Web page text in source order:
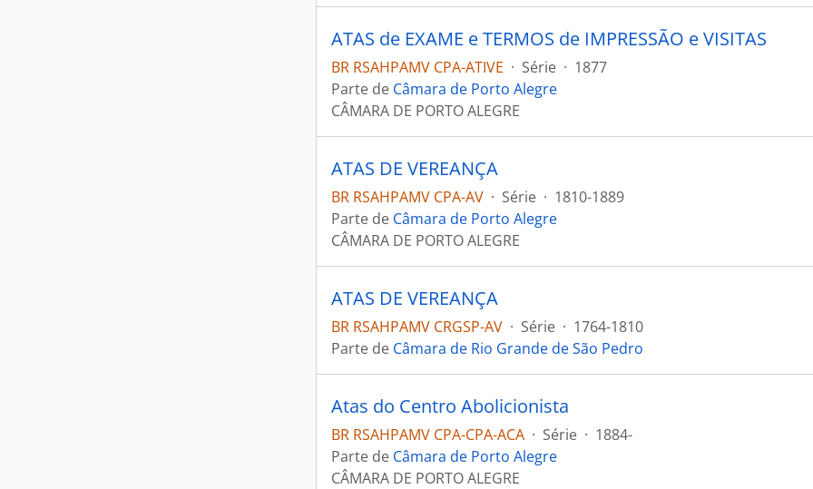
ATAS de EXAME e TERMOS de IMPRESSÃO e VISITAS
BR RSAHPAMV CPA-ATIVE · Série · 1877
Parte de Câmara de Porto Alegre
CÂMARA DE PORTO ALEGRE
ATAS DE VEREANÇA
BR RSAHPAMV CPA-AV · Série · 1810-1889
Parte de Câmara de Porto Alegre
CÂMARA DE PORTO ALEGRE
ATAS DE VEREANÇA
BR RSAHPAMV CRGSP-AV · Série · 1764-1810
Parte de Câmara de Rio Grande de São Pedro
Atas do Centro Abolicionista
BR RSAHPAMV CPA-CPA-ACA · Série · 1884-
Parte de Câmara de Porto Alegre
CÂMARA DE PORTO ALEGRE